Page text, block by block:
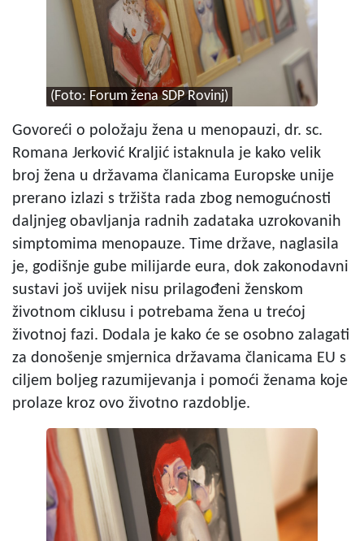
(Foto: Forum žena SDP Rovinj)
Govoreći o položaju žena u menopauzi, dr. sc.
Romana Jerković Kraljić istaknula je kako velik
broj žena u državama članicama Europske unije
prerano izlazi s tržišta rada zbog nemogućnosti
daljnjeg obavljanja radnih zadataka uzrokovanih
simptomima menopauze. Time države, naglasila
je, godišnje gube milijarde eura, dok zakonodavni
sustavi još uvijek nisu prilagođeni ženskom
životnom ciklusu i potrebama žena u trećoj
životnoj fazi. Dodala je kako će se osobno zalagati
za donošenje smjernica državama članicama EU s
ciljem boljeg razumijevanja i pomoći ženama koje
prolaze kroz ovo životno razdoblje.